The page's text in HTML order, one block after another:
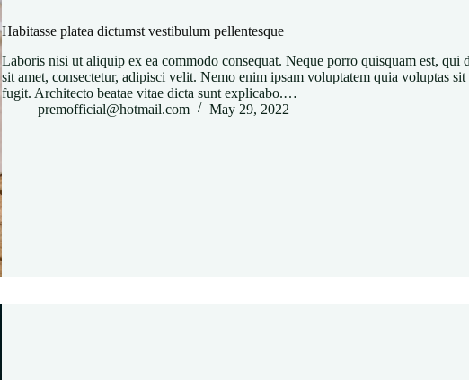
Habitasse platea dictumst vestibulum pellentesque
Laboris nisi ut aliquip ex ea commodo consequat. Neque porro quisquam est, qui
sit amet, consectetur, adipisci velit. Nemo enim ipsam voluptatem quia voluptas sit
fugit. Architecto beatae vitae dicta sunt explicabo.…
premofficial@hotmail.com
May 29, 2022